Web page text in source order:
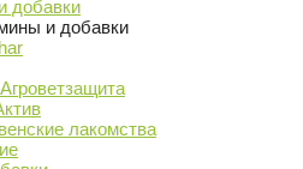
добавки
и добавки
лакомства